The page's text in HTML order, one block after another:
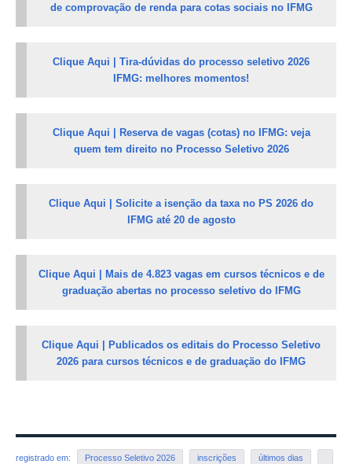
de comprovação de renda para cotas sociais no IFMG
Clique Aqui | Tira-dúvidas do processo seletivo 2026
IFMG: melhores momentos!
Clique Aqui | Reserva de vagas (cotas) no IFMG: veja
quem tem direito no Processo Seletivo 2026
Clique Aqui | Solicite a isenção da taxa no PS 2026 do
IFMG até 20 de agosto
Clique Aqui | Mais de 4.823 vagas em cursos técnicos e de
graduação abertas no processo seletivo do IFMG
Clique Aqui | Publicados os editais do Processo Seletivo
2026 para cursos técnicos e de graduação do IFMG
registrado em: Processo Seletivo 2026 inscrições últimos dias